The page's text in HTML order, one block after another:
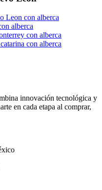
Leon con alberca
alberca
con alberca
con alberca
innovación tecnológica y
en cada etapa al comprar,